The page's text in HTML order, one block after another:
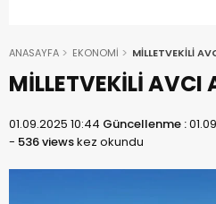
ANASAYFA EKONOMİ MİLLETVEKİLİ
MİLLETVEKİLİ AVCI
01.09.2025 10:44 Güncellenme :
- 536 viewskez okundu